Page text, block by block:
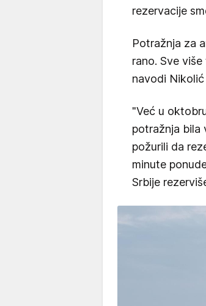
rezervacije
Potražnja za
rano. Sve
navodi Nikolić
"Već u
potražnja bila
požurili da
minute
Srbije